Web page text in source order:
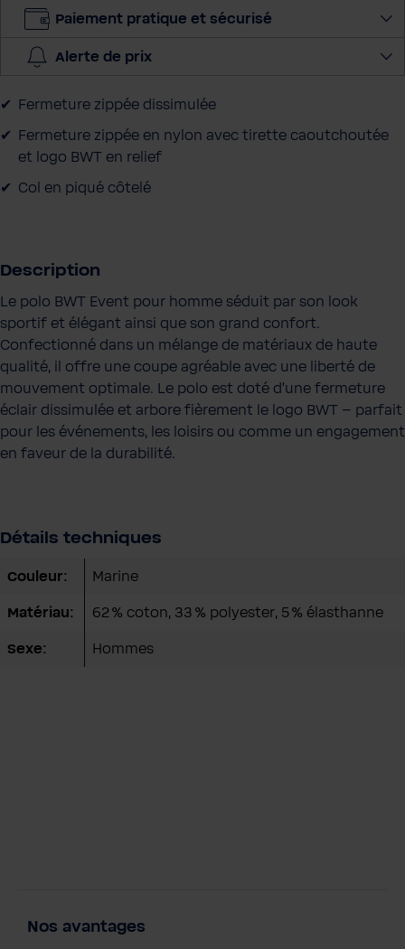
m
Paiement pratique et sécurisé
Alerte de prix
Fermeture zippée dissimulée
Fermeture zippée en nylon avec tirette caoutchoutée
et logo BWT en relief
Col en piqué côtelé
Description
Le polo BWT Event pour homme séduit par son look
sportif et élégant ainsi que son grand confort.
Confectionné dans un mélange de matériaux de haute
qualité, il offre une coupe agréable avec une liberté de
mouvement optimale. Le polo est doté d’une fermeture
éclair dissimulée et arbore fièrement le logo BWT – parfait
pour les événements, les loisirs ou comme un engagement
en faveur de la durabilité.
Détails techniques
Couleur: Marine
Matériau: 62 % coton, 33 % polyester, 5 % élasthanne
Sexe: Hommes
Nos avantages